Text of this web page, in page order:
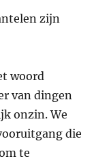
zijn
woord
van dingen
onzin. We
die
te